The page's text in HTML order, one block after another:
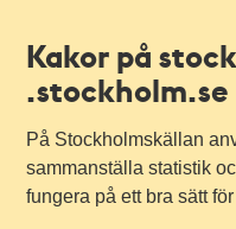
Kakor på
.stockholm.se
På Stockholmskällan
sammanställa statistik
fungera på ett bra sätt